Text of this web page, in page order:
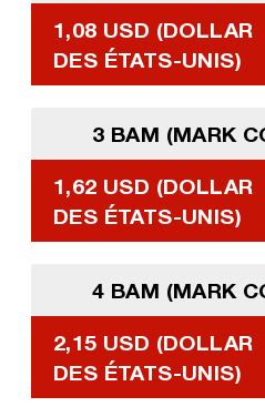
1,08 USD (DOLLAR
DES ÉTATS-UNIS)
3 BAM (MARK
1,62 USD (DOLLAR
DES ÉTATS-UNIS)
4 BAM (MARK
2,15 USD (DOLLAR
DES ÉTATS-UNIS)